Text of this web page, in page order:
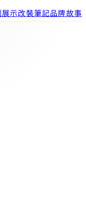
示改裝筆記品牌故事